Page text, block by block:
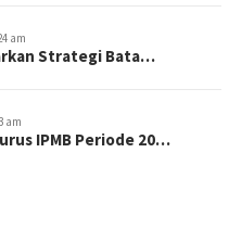
am
Strategi Bata…
am
IPMB Periode 20…